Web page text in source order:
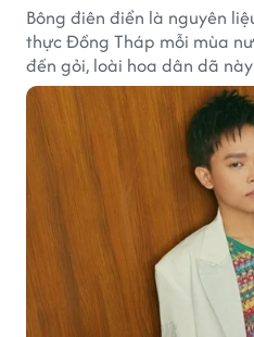
Bông điên điển là nguyên
thực Đồng Tháp mỗi mùa
đến gỏi, loài hoa dân dã
ngon khiến du khách khó